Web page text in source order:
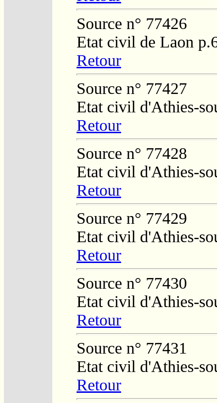
Source n° 77426
Etat civil de Laon
Retour
Source n° 77427
Etat civil d'Athies-
Retour
Source n° 77428
Etat civil d'Athies-
Retour
Source n° 77429
Etat civil d'Athies-
Retour
Source n° 77430
Etat civil d'Athies-
Retour
Source n° 77431
Etat civil d'Athies-
Retour